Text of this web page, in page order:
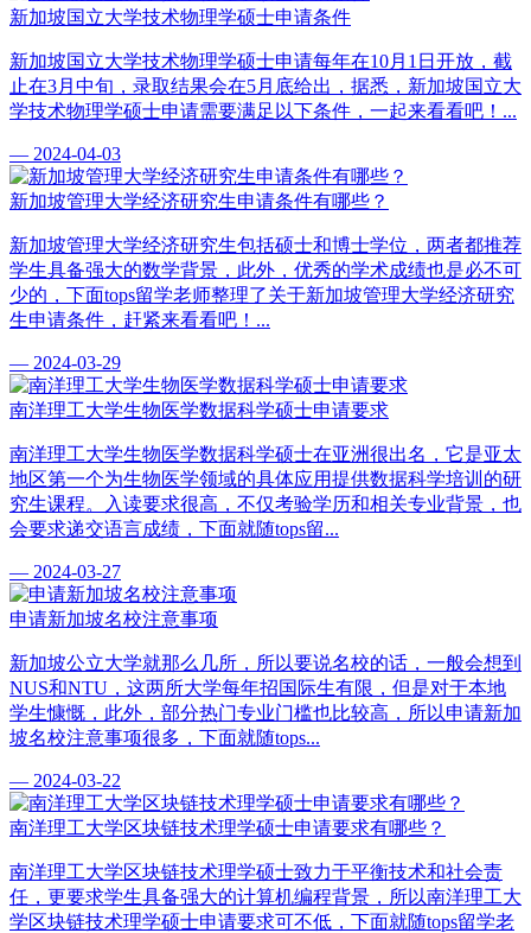
新加坡国立大学技术物理学硕士申请条件
新加坡国立大学技术物理学硕士申请每年在10月1日开放，截
止在3月中旬，录取结果会在5月底给出，据悉，新加坡国立大
学技术物理学硕士申请需要满足以下条件，一起来看看吧！...
— 2024-04-03
新加坡管理大学经济研究生申请条件有哪些？
新加坡管理大学经济研究生包括硕士和博士学位，两者都推荐
学生具备强大的数学背景，此外，优秀的学术成绩也是必不可
少的，下面tops留学老师整理了关于新加坡管理大学经济研究
生申请条件，赶紧来看看吧！...
— 2024-03-29
南洋理工大学生物医学数据科学硕士申请要求
南洋理工大学生物医学数据科学硕士在亚洲很出名，它是亚太
地区第一个为生物医学领域的具体应用提供数据科学培训的研
究生课程。入读要求很高，不仅考验学历和相关专业背景，也
会要求递交语言成绩，下面就随tops留...
— 2024-03-27
申请新加坡名校注意事项
新加坡公立大学就那么几所，所以要说名校的话，一般会想到
NUS和NTU，这两所大学每年招国际生有限，但是对于本地
学生慷慨，此外，部分热门专业门槛也比较高，所以申请新加
坡名校注意事项很多，下面就随tops...
— 2024-03-22
南洋理工大学区块链技术理学硕士申请要求有哪些？
南洋理工大学区块链技术理学硕士致力于平衡技术和社会责
任，更要求学生具备强大的计算机编程背景，所以南洋理工大
学区块链技术理学硕士申请要求可不低，下面就随tops留学老